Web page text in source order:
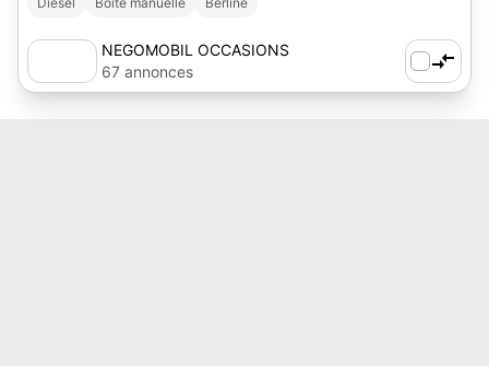
NEGOMOBIL OCCASIONS
67 annonces